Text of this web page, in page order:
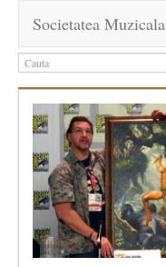
Societatea Muzicala